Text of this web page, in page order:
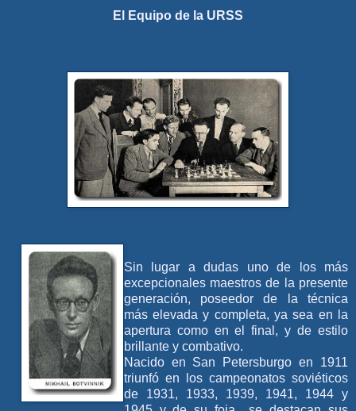
El Equipo de la URSS
Sin lugar a dudas uno de los más
excepcionales maestros de la presente
generación, poseedor de la técnica
más elevada y completa, ya sea en la
apertura como en el final, y de estilo
brillante y combativo.
Nacido en San Petersburgo en 1911
triunfó en los campeonatos soviéticos
de 1931, 1933, 1939, 1941, 1944 y